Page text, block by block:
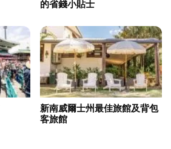
的省錢小貼士
新南威爾士州最佳旅館及背包
客旅館